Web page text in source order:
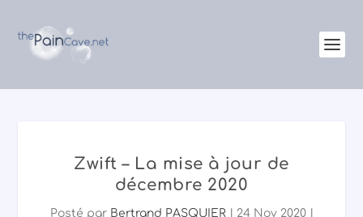
Zwift – La mise à jour de
décembre 2020
Posté par Bertrand PASQUIER| 24 Nov 2020|